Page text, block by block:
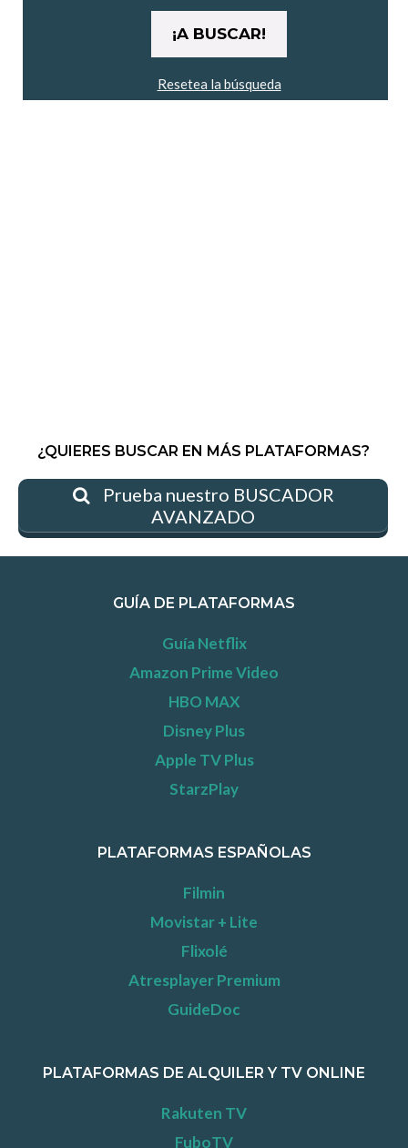
Resetea la búsqueda
¿QUIERES BUSCAR EN MÁS PLATAFORMAS?
Prueba nuestro BUSCADOR
AVANZADO
GUÍA DE PLATAFORMAS
Guía Netflix
Amazon Prime Video
HBO MAX
Disney Plus
Apple TV Plus
StarzPlay
PLATAFORMAS ESPAÑOLAS
Filmin
Movistar + Lite
Flixolé
Atresplayer Premium
GuideDoc
PLATAFORMAS DE ALQUILER Y TV ONLINE
Rakuten TV
FuboTV